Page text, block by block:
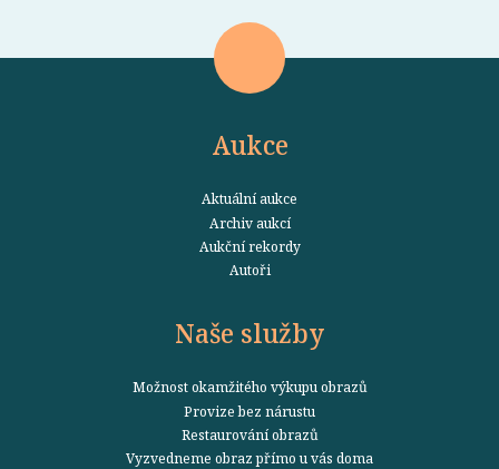
Aukce
Aktuální aukce
Archiv aukcí
Aukční rekordy
Autoři
Naše služby
Možnost okamžitého výkupu obrazů
Provize bez nárustu
Restaurování obrazů
Vyzvedneme obraz přímo u vás doma